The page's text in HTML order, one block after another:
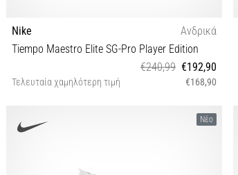
Nike
Ανδρικά
Tiempo Maestro Elite SG-Pro Player Edition
€240,99 €192,90
Τελευταία χαμηλότερη τιμή €168,90
Νέο